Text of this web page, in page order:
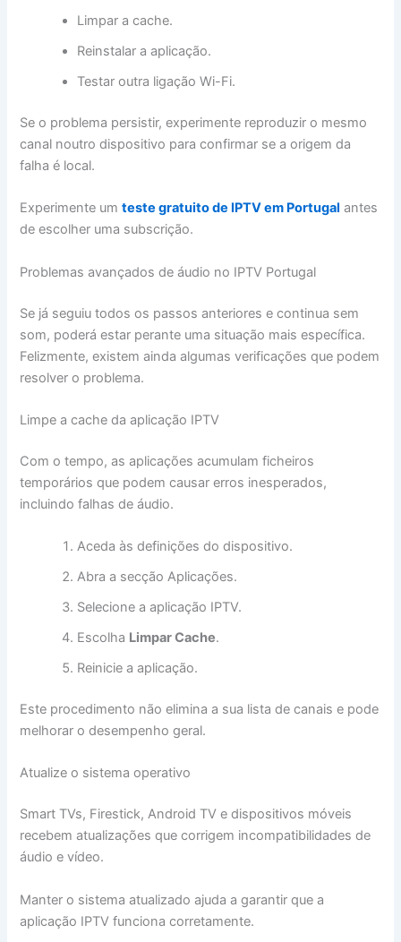
Limpar a cache.
Reinstalar a aplicação.
Testar outra ligação Wi-Fi.
Se o problema persistir, experimente reproduzir o mesmo
canal noutro dispositivo para confirmar se a origem da
falha é local.
Experimente umteste gratuito de IPTV em Portugal antes
de escolher uma subscrição.
Problemas avançados de áudio no IPTV Portugal
Se já seguiu todos os passos anteriores e continua sem
som, poderá estar perante uma situação mais específica.
Felizmente, existem ainda algumas verificações que podem
resolver o problema.
Limpe a cache da aplicação IPTV
Com o tempo, as aplicações acumulam ficheiros
temporários que podem causar erros inesperados,
incluindo falhas de áudio.
Aceda às definições do dispositivo.
Abra a secção Aplicações.
Selecione a aplicação IPTV.
Escolha Limpar Cache.
Reinicie a aplicação.
Este procedimento não elimina a sua lista de canais e pode
melhorar o desempenho geral.
Atualize o sistema operativo
Smart TVs, Firestick, Android TV e dispositivos móveis
recebem atualizações que corrigem incompatibilidades de
áudio e vídeo.
Manter o sistema atualizado ajuda a garantir que a
aplicação IPTV funciona corretamente.